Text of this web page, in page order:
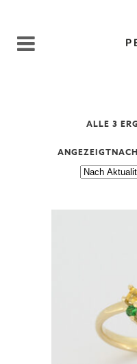
ALLE 3
ANGEZEIGT